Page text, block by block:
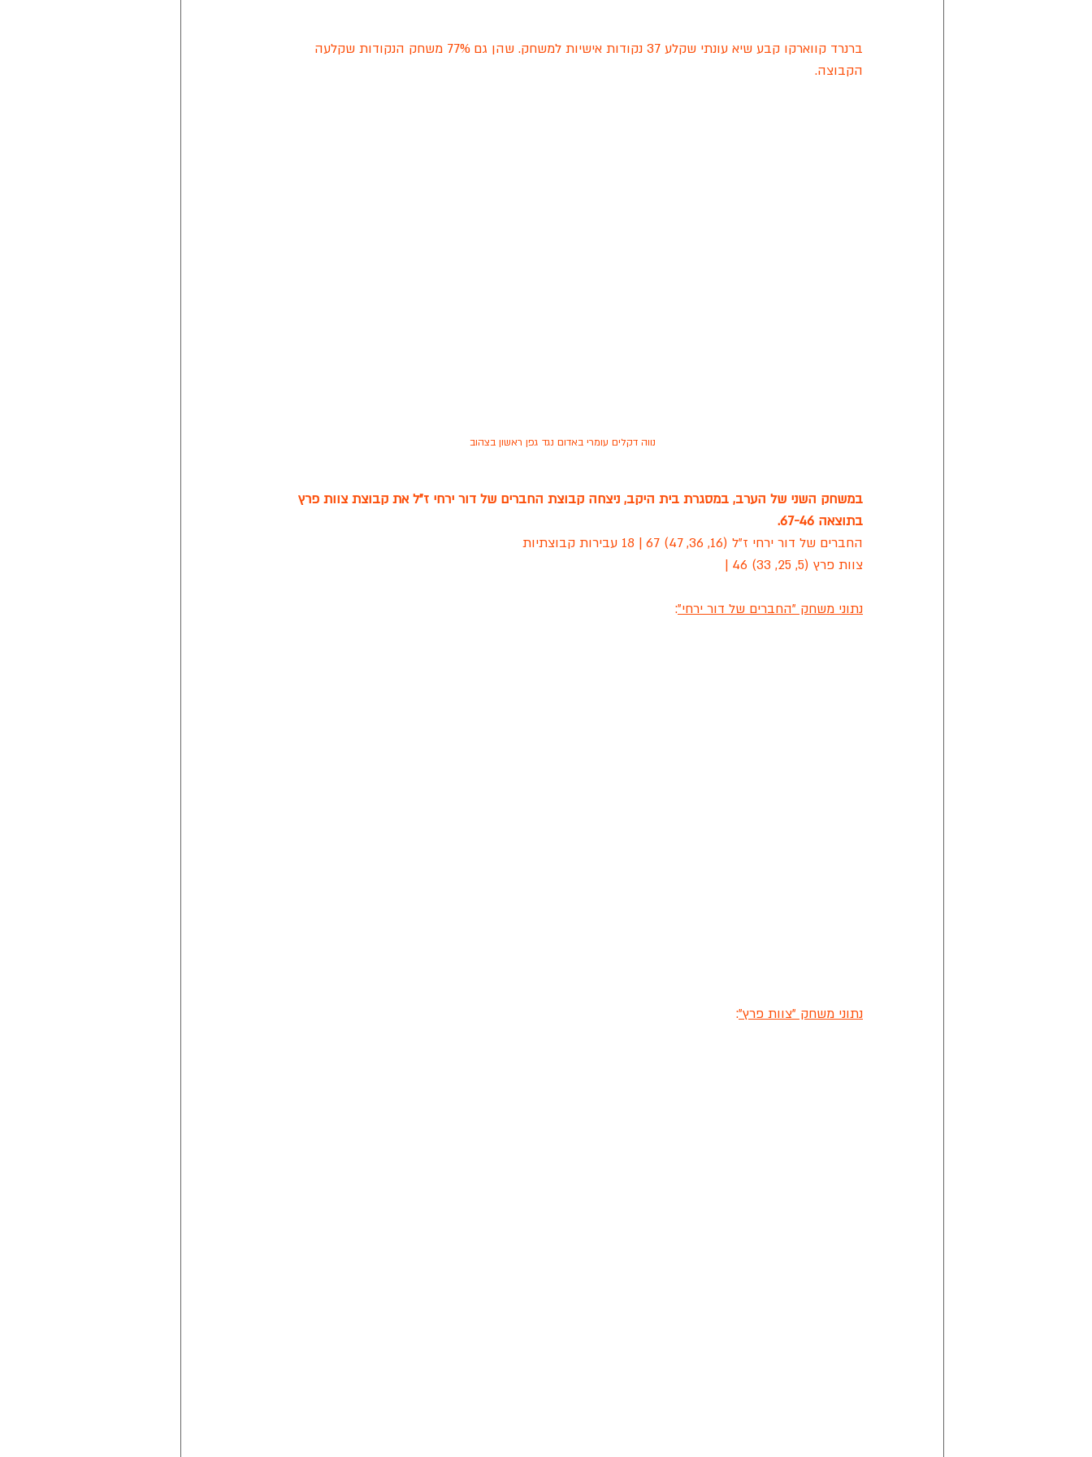
ברנרד קווארקו קבע שיא עונתי שקלע 37 נקודות אישיות למשחק. שהן גם 77% משחק הנקודות שקלעה
הקבוצה.
נווה דקלים עומרי באדום נגד גפן ראשון בצהוב
במשחק השני של הערב, במסגרת בית היקב, ניצחה קבוצת החברים של דור ירחי ז"ל את קבוצת צוות פרץ
בתוצאה 67-46.
החברים של דור ירחי ז"ל (16, 36, 47) 67 | 18 עבירות קבוצתיות
צוות פרץ (5, 25, 33) 46 |
נתוני משחק "החברים של דור ירחי":
נתוני משחק "צוות פרץ":